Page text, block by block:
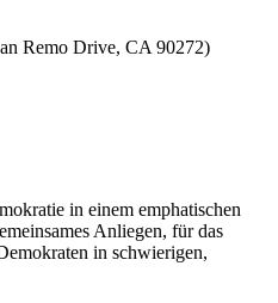
Remo Drive, CA 90272)
in einem emphatischen
Anliegen, für das
in schwierigen,